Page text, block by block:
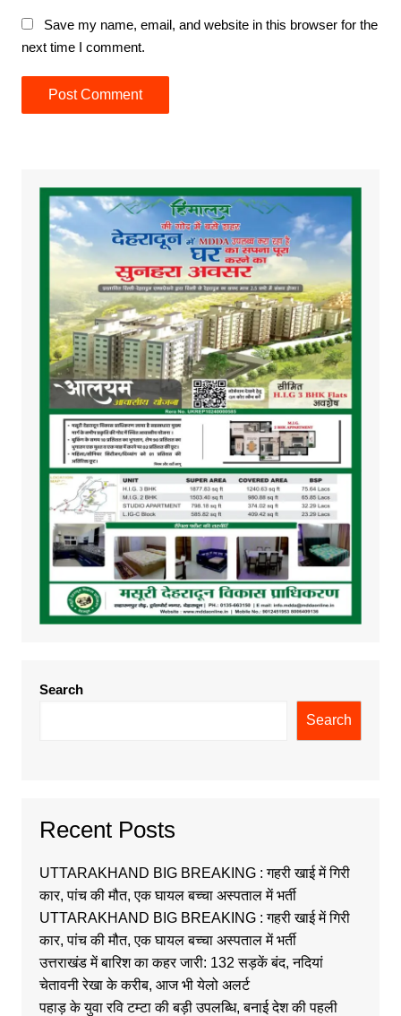
Save my name, email, and website in this browser for the
next time I comment.
Search
Search
Recent Posts
UTTARAKHAND BIG BREAKING : गहरी खाई में गिरी
कार, पांच की मौत, एक घायल बच्चा अस्पताल में भर्ती
UTTARAKHAND BIG BREAKING : गहरी खाई में गिरी
कार, पांच की मौत, एक घायल बच्चा अस्पताल में भर्ती
उत्तराखंड में बारिश का कहर जारी: 132 सड़कें बंद, नदियां
चेतावनी रेखा के करीब, आज भी येलो अलर्ट
पहाड़ के युवा रवि टम्टा की बड़ी उपलब्धि, बनाई देश की पहली